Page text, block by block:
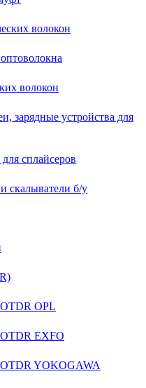
волокон
волокон
зарядные устройства для
сплайсеров
скалыватели б/у
OPL
EXFO
YOKOGAWA